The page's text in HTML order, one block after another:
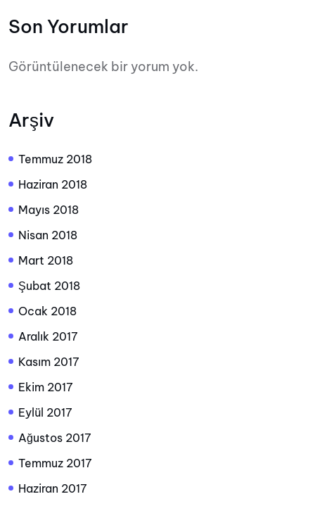
Son Yorumlar
Görüntülenecek bir yorum yok.
Arşiv
Temmuz 2018
Haziran 2018
Mayıs 2018
Nisan 2018
Mart 2018
Şubat 2018
Ocak 2018
Aralık 2017
Kasım 2017
Ekim 2017
Eylül 2017
Ağustos 2017
Temmuz 2017
Haziran 2017